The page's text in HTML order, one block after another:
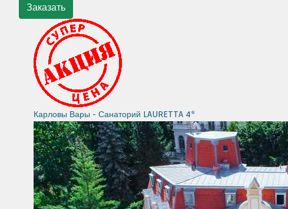
Карловы Вары - Санаторий LAURETTA 4*